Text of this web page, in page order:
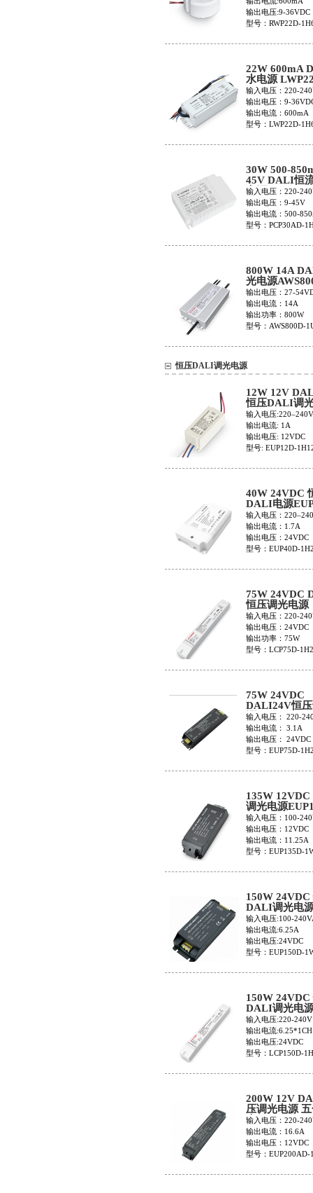
输出电压:9-36VDC
型号：RWP22D-
22W 600mA
水电源
1H600C
输入电压：220-
输出电压：9-
输出电流：600mA
型号：LWP22D-
30W 500-
45V DALI恒
电源
1HMC
输入电压：220-
输出电压：9-45V
输出电流：500-
型号：PCP30AD-
800W 14A
光电源
1UMC
输出电压：27-
输出电流：14A
输出功率：800W
型号：AWS800D-
恒压DALI调光电源
12W 12V
恒压DALI调
EUP12D-
输入电压
输出电流: 1A
输出电压: 12VDC
型号: EUP12D-
40W 24VDC
DALI电源
1H24V-0
输入电压：
输出电流：1.7A
输出电压：24VDC
型号：EUP40D-
75W 24VDC
恒压调光电源
LCP75D-
输入电压：220-
输出电压：24VDC
输出功率：75W
型号：LCP75D-
75W 24VDC
DALI24V恒
源EUP75D-
输入电压： 220-
输出电流： 3.1A
输出电压： 24VDC
型号：EUP75D-
135W
调光电源
1W12V-0
输入电压：100-
输出电压：12VDC
输出电流：11.25A
型号：EUP135D-
150W 24VDC
DALI调光电
EUP150D-
输入电压:100-
输出电流:6.25A
输出电压:24VDC
型号：EUP150D-
150W 24VDC
DALI调光电
LCP150D-
输入电压:220-240V
输出电流:6.25*1CH
输出电压:24VDC
型号：LCP150D-
200W 12V
压调光电源
光EUP200AD-
1H12V-0
输入电压：220-
输出电流：16.6A
输出电压：12VDC
型号：EUP200AD-